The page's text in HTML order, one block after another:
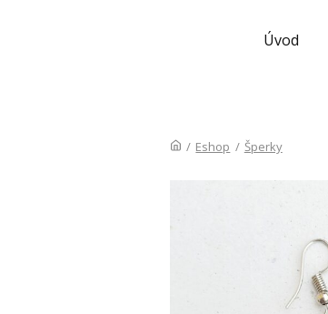
Úvod
/ Eshop / Šperky